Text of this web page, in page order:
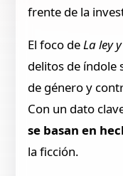
frente de la
El foco deLa ley
delitos de índole
de género y
Con un dato
se basan en
la ficción.